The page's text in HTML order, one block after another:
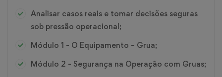
Analisar casos reais e tomar decisões seguras
sob pressão operacional;
Módulo 1 - O Equipamento – Grua;
Módulo 2 - Segurança na Operação com Gruas;